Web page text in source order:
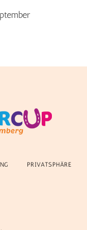
PRIVATSPHÄRE